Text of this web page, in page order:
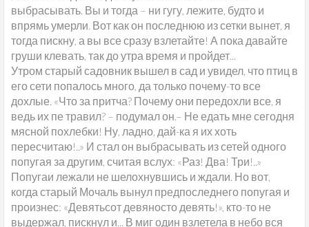
выбрасывать. Вы и тогда – ни гугу, лежите, будто и
впрямь умерли. Вот как он последнюю из сетки вынет, я
тогда пискну, а вы все сразу взлетайте! А пока давайте
груши клевать, так до утра время и пройдет...
Утром старый садовник вышел в сад и увидел, что птиц в
его сети попалось много, да только почему-то все
дохлые. «Что за притча? Почему они передохли все, я
ведь их пе травил? – подумал он.– Не едать мне сегодня
мясной похлебки! Ну, ладно, дай-ка я их хоть
пересчитаю!..» И стал он выбрасывать из сетей одного
попугая за другим, считая вслух: «Раз! Два! Три!..»
Попугаи лежали не шелохнувшись и ждали. Но вот,
когда старый Мочаль вынул предпоследнего попугая и
произнес: «Девятьсот девяносто девять!», кто-то не
выдержал, пискнул и... В миг один взлетела в небо вся